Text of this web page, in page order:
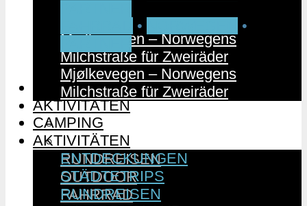
Mjølkevegen – Norwegens
Milchstraße für Zweiräder
CAMPING
AKTIVITÄTEN
ENTDECKUNGEN
STÄDTETRIPS
RUNDREISEN
OUTDOOR
FAHRRAD
•
•
Mjølkevegen – Norwegens
Milchstraße für Zweiräder
CAMPING
AKTIVITÄTEN
ENTDECKUNGEN
STÄDTETRIPS
RUNDREISEN